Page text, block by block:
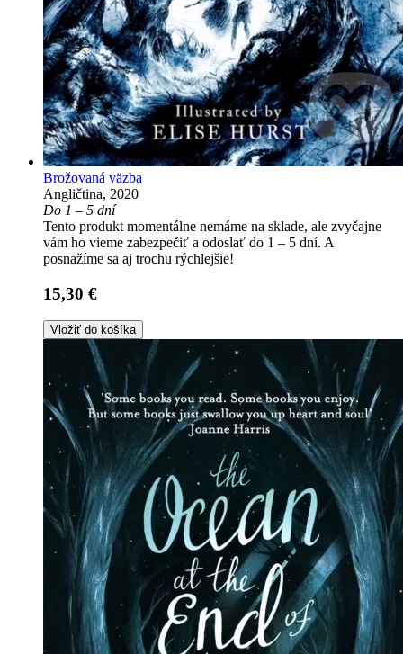
Brožovaná väzba
Angličtina, 2020
Do 1 – 5 dní
Tento produkt momentálne nemáme na sklade, ale zvyčajne
vám ho vieme zabezpečiť a odoslať do 1 – 5 dní. A
posnažíme sa aj trochu rýchlejšie!
15,30 €
Vložiť do košíka